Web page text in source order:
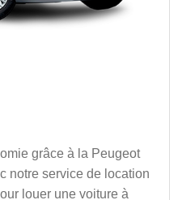
grâce à la Peugeot
notre service de location
louer une voiture à